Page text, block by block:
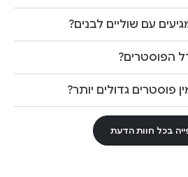
עם שוליים לבנים?
הפוסטרים?
פוסטרים גדולים יותר?
בכל חוות הדעת